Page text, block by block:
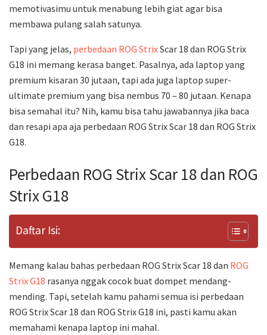
memotivasimu untuk menabung lebih giat agar bisa
membawa pulang salah satunya.
Tapi yang jelas, perbedaan ROG StrixScar 18 dan ROG Strix
G18 ini memang kerasa banget. Pasalnya, ada laptop yang
premium kisaran 30 jutaan, tapi ada juga laptop super-
ultimate premium yang bisa nembus 70 – 80 jutaan. Kenapa
bisa semahal itu? Nih, kamu bisa tahu jawabannya jika baca
dan resapi apa aja perbedaan ROG Strix Scar 18 dan ROG Strix
G18.
Perbedaan ROG Strix Scar 18 dan ROG
Strix G18
Daftar Isi:
Memang kalau bahas perbedaan ROG Strix Scar 18 dan ROG
Strix G18 rasanya nggak cocok buat dompet mendang-
mending. Tapi, setelah kamu pahami semua isi perbedaan
ROG Strix Scar 18 dan ROG Strix G18 ini, pasti kamu akan
memahami kenapa laptop ini mahal.